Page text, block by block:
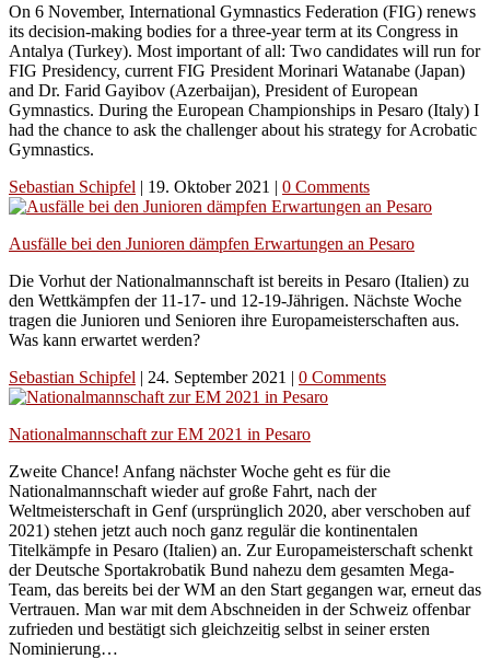
On 6 November, International Gymnastics Federation (FIG) renews
its decision-making bodies for a three-year term at its Congress in
Antalya (Turkey). Most important of all: Two candidates will run for
FIG Presidency, current FIG President Morinari Watanabe (Japan)
and Dr. Farid Gayibov (Azerbaijan), President of European
Gymnastics. During the European Championships in Pesaro (Italy) I
had the chance to ask the challenger about his strategy for Acrobatic
Gymnastics.
Sebastian Schipfel | 19. Oktober 2021 | 0 Comments
Ausfälle bei den Junioren dämpfen Erwartungen an Pesaro
Die Vorhut der Nationalmannschaft ist bereits in Pesaro (Italien) zu
den Wettkämpfen der 11-17- und 12-19-Jährigen. Nächste Woche
tragen die Junioren und Senioren ihre Europameisterschaften aus.
Was kann erwartet werden?
Sebastian Schipfel | 24. September 2021 | 0 Comments
Nationalmannschaft zur EM 2021 in Pesaro
Zweite Chance! Anfang nächster Woche geht es für die
Nationalmannschaft wieder auf große Fahrt, nach der
Weltmeisterschaft in Genf (ursprünglich 2020, aber verschoben auf
2021) stehen jetzt auch noch ganz regulär die kontinentalen
Titelkämpfe in Pesaro (Italien) an. Zur Europameisterschaft schenkt
der Deutsche Sportakrobatik Bund nahezu dem gesamten Mega-
Team, das bereits bei der WM an den Start gegangen war, erneut das
Vertrauen. Man war mit dem Abschneiden in der Schweiz offenbar
zufrieden und bestätigt sich gleichzeitig selbst in seiner ersten
Nominierung…